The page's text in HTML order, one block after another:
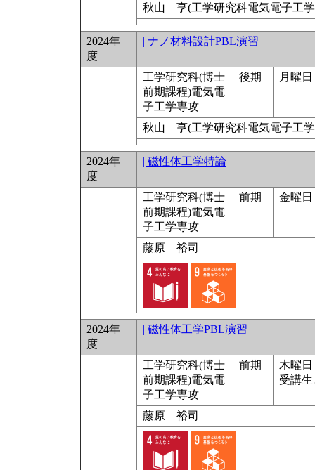
秋山 亨(工学研究科電気電子工
2024年
度
| ナノ材料設計PBL演習
工学研究科(博士
前期課程)電気電
子工学専攻
後期 月曜
秋山 亨(工学研究科電気電子工
2024年
度
| 磁性体工学特論
工学研究科(博士
前期課程)電気電
子工学専攻
前期 金曜日
藤原 裕司
2024年
度
| 磁性体工学PBL演習
工学研究科(博士
前期課程)電気電
子工学専攻
前期
木曜日
受講
藤原 裕司